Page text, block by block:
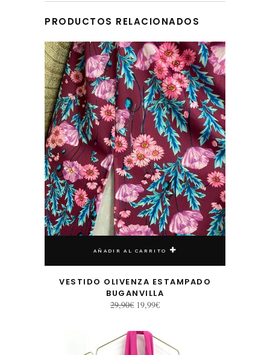
PRODUCTOS RELACIONADOS
AÑADIR AL CARRITO
VESTIDO OLIVENZA ESTAMPADO
BUGANVILLA
29,90€ El
precio
era:
29,90€.
19,99€El
19,99€.